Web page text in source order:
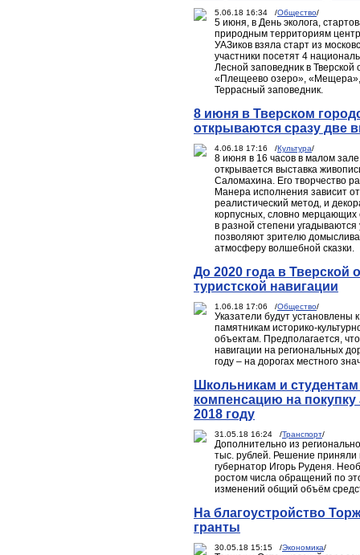
5.06.18 16:34 /Общество/
5 июня, в День эколога,
природным территориям
УАЗиков взяла старт из
участники посетят 4
Лесной заповедник в
«Плещеево озеро», «Мещера»,
Террасный заповедник.
8 июня в Тверском
открываются сразу две
4.06.18 17:16 /Культура/
8 июня в 16 часов в малом зале
открывается выставка
Саломахина. Его творчество
Манера исполнения зависит
реалистический метод, и
корпусных, словно мерцающих
в разной степени
позволяют зрителю
атмосферу волшебной сказки.
До 2020 года в Тверской
туристской навигации
1.06.18 17:06 /Общество/
Указатели будут установлены
памятникам историко-
объектам. Предполагается,
навигации на региональных
году – на дорогах местного
Школьникам и
компенсацию на
2018 году
31.05.18 16:24 /Транспорт/
Дополнительно из
тыс. рублей. Решение приняли
губернатор Игорь Руденя.
ростом числа обращений по
изменений общий объём
На благоустройство
гранты
30.05.18 15:15 /Экономика/